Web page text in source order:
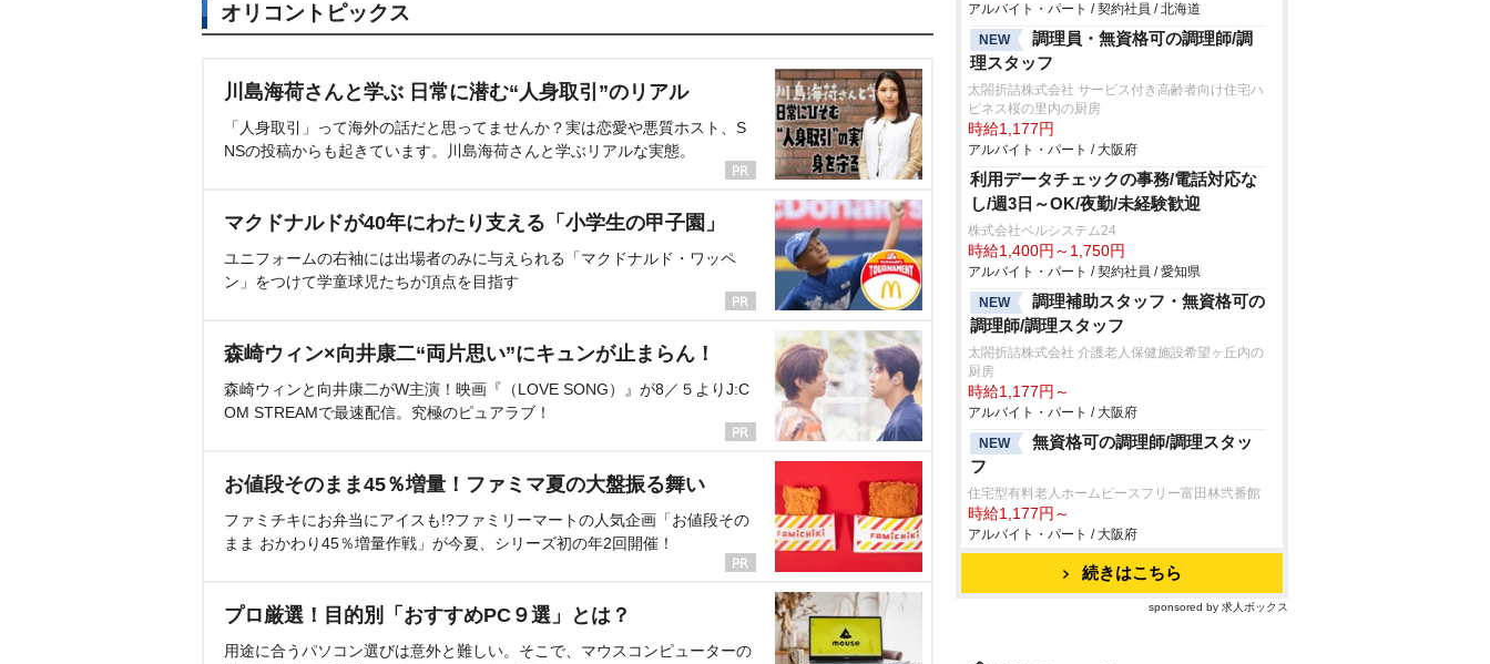
オリコントピックス
川島海荷さんと学ぶ 日常に潜む“人身取引”のリアル
「人身取引」って海外の話だと思ってませんか？実は恋愛や悪質ホスト、S
NSの投稿からも起きています。川島海荷さんと学ぶリアルな実態。
マクドナルドが40年にわたり支える「小学生の甲子園」
ユニフォームの右袖には出場者のみに与えられる「マクドナルド・ワッペ
ン」をつけて学童球児たちが頂点を目指す
森崎ウィン×向井康二“両片思い”にキュンが止まらん！
森崎ウィンと向井康二がW主演！映画『（LOVE SONG）』が8／５よりJ:C
OM STREAMで最速配信。究極のピュアラブ！
お値段そのまま45％増量！ファミマ夏の大盤振る舞い
ファミチキにお弁当にアイスも!?ファミリーマートの人気企画「お値段その
まま おかわり45％増量作戦」が今夏、シリーズ初の年2回開催！
プロ厳選！目的別「おすすめPC９選」とは？
用途に合うパソコン選びは意外と難しい。そこで、マウスコンピューターの
アルバイト・パート / 契約社員 / 北海道
NEW
調理員・無資格可の調理師/調
理スタッフ
太閤折詰株式会社 サービス付き高齢者向け住宅ハ
ピネス桜の里内の厨房
時給1,177円
アルバイト・パート / 大阪府
利用データチェックの事務/電話対応な
し/週3日～OK/夜勤/未経験歓迎
株式会社ベルシステム24
時給1,400円～1,750円
アルバイト・パート / 契約社員 / 愛知県
NEW
調理補助スタッフ・無資格可の
調理師/調理スタッフ
太閤折詰株式会社 介護老人保健施設希望ヶ丘内の
厨房
時給1,177円～
アルバイト・パート / 大阪府
NEW
無資格可の調理師/調理スタッ
フ
住宅型有料老人ホームピースフリー富田林弐番館
時給1,177円～
アルバイト・パート / 大阪府
続きはこちら
sponsored by 求人ボックス